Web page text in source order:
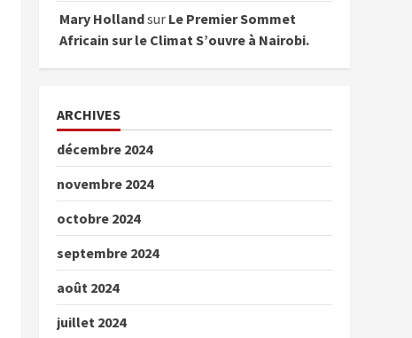
Mary Hollandsur Le Premier Sommet
Africain sur le Climat S’ouvre à Nairobi.
ARCHIVES
décembre 2024
novembre 2024
octobre 2024
septembre 2024
août 2024
juillet 2024